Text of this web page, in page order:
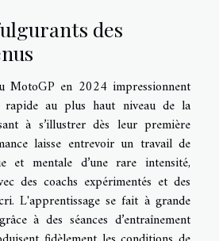
des
MotoGP en 2024 impressionnent
au plus haut niveau de la
à s’illustrer dès leur première
laisse entrevoir un travail de
et mentale d’une rare intensité,
des coachs expérimentés et des
L'apprentissage se fait à grande
à des séances d’entraînement